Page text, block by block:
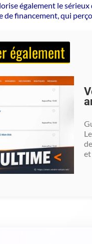
également le
de financement, qui
également